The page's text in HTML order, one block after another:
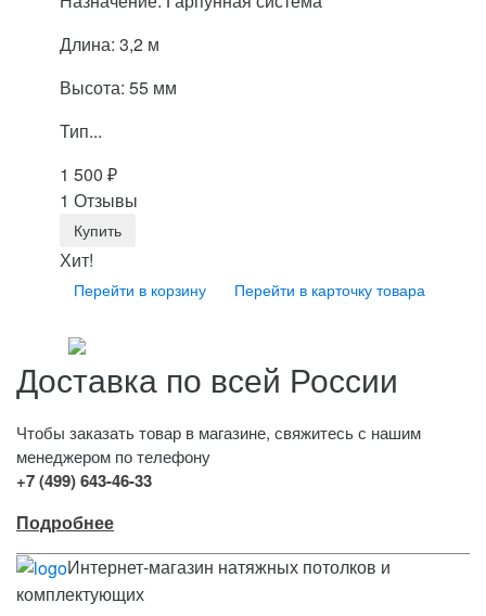
Длина: 3,2 м
Высота: 55 мм
Тип...
1 500 ₽
1 Отзывы
Хит!
Перейти в корзину Перейти в карточку товара
Доставка по всей России
Чтобы заказать товар в магазине, свяжитесь с нашим
менеджером по телефону
+7 (499) 643-46-33
Подробнее
Интернет-магазин натяжных потолков и
комплектующих